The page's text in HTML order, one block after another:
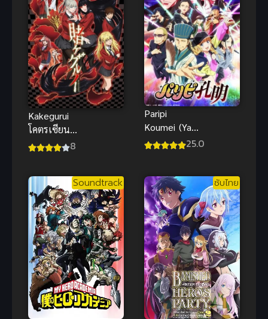
Kakegurui
โคตรเซียน
โรงเรียนพนัน
8
Paripi
Koumei (Ya
Boy
เวลามาปั้น
ดาว
25.0
Soundtrack ซับไทย